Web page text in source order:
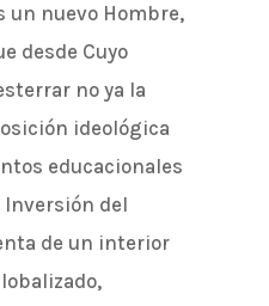
un nuevo Hombre,
desde Cuyo
no ya la
ideológica
educacionales
Inversión del
de un interior